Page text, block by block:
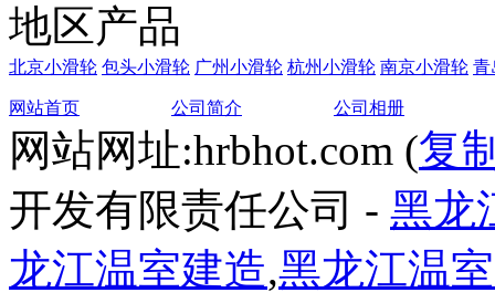
地区产品
北京小滑轮 包头小滑轮 广州小滑轮 杭州小滑轮 南京小滑轮 青
网站首页 公司简介 公司相册
网站网址:hrbhot.com (复
开发有限责任公司 - 黑龙
龙江温室建造,黑龙江温